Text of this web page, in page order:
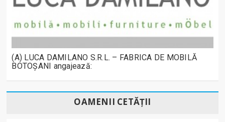
(A) LUCA DAMILANO S.R.L. – FABRICA DE MOBILĂ
BOTOȘANI angajează:
OAMENII CETĂȚII